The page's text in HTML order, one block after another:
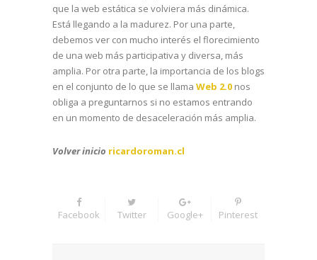
que la web estática se volviera más dinámica.
Está llegando a la madurez. Por una parte,
debemos ver con mucho interés el florecimiento
de una web más participativa y diversa, más
amplia. Por otra parte, la importancia de los blogs
en el conjunto de lo que se llama Web 2.0 nos
obliga a preguntarnos si no estamos entrando
en un momento de desaceleración más amplia.
Volver inicio ricardoroman.cl
Facebook Twitter Google+ Pinterest